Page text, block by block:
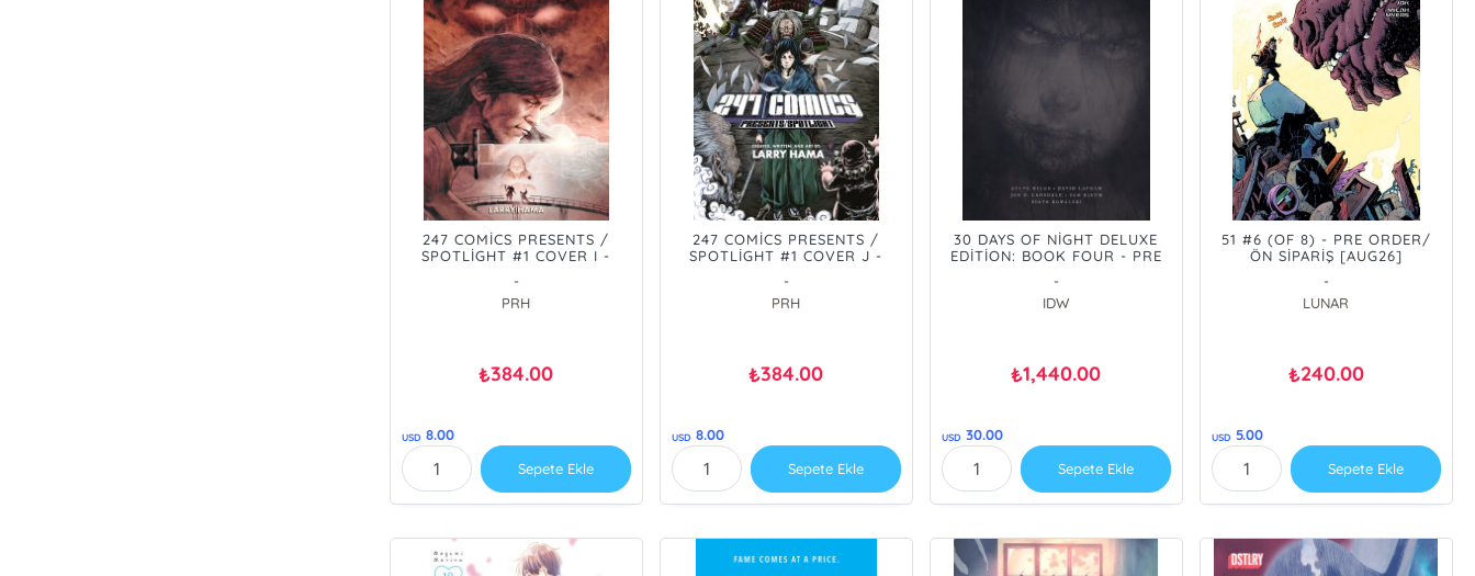
247 COMİCS PRESENTS /
SPOTLİGHT #1 COVER I -
ORDER/ÖN SİPARİŞ [AUG26]
-
PRH
₺384.00
USD 8.00
Sepete Ekle
247 COMİCS PRESENTS /
SPOTLİGHT #1 COVER J -
- PRE ORDER/ÖN SİPARİŞ
[AUG26]
-
PRH
₺384.00
USD 8.00
Sepete Ekle
30 DAYS OF NİGHT DELUXE
EDİTİON: BOOK FOUR - PRE
-
IDW
₺1,440.00
USD 30.00
Sepete Ekle
51 #6 (OF 8) - PRE ORDER/
ÖN SİPARİŞ [AUG26]
-
LUNAR
₺240.00
USD 5.00
Sepete Ekle